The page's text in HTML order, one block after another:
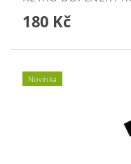
180 Kč
Novinka